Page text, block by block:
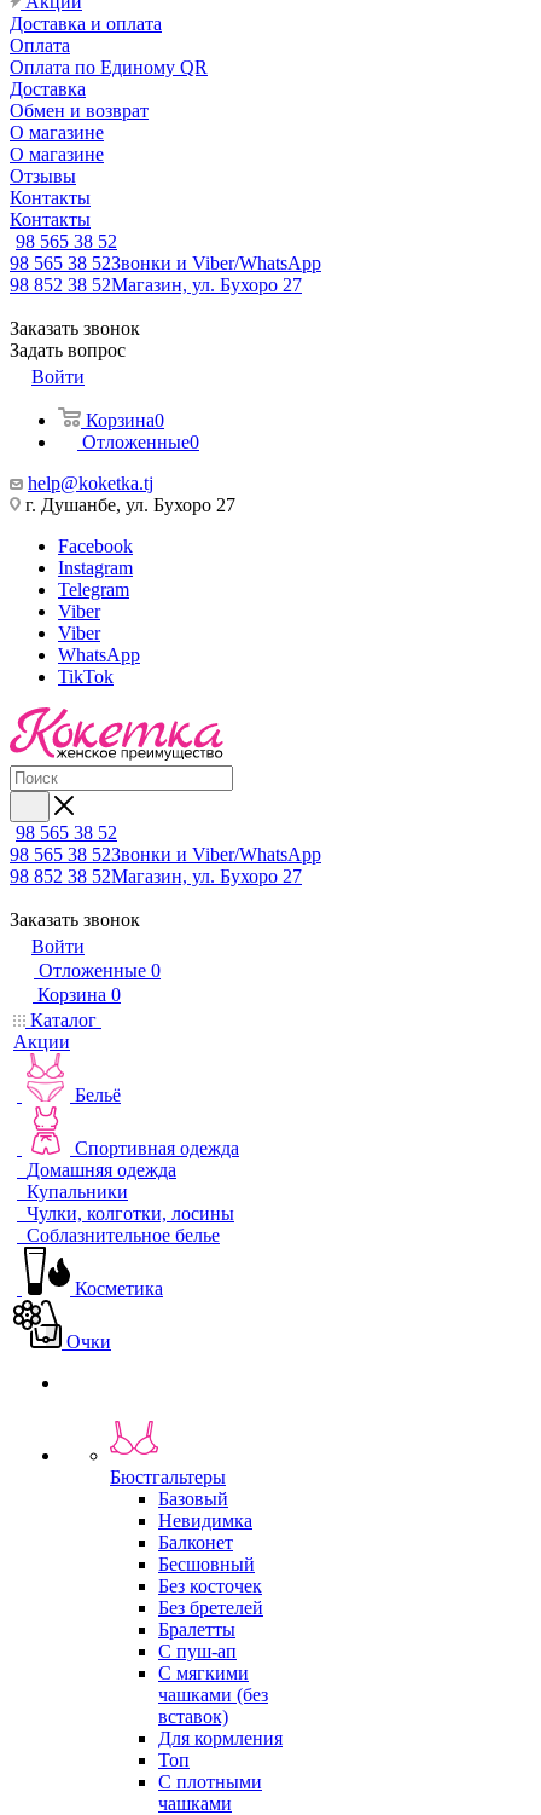
Доставка и оплата
Оплата
Оплата по Единому QR
Доставка
Обмен и возврат
О магазине
О магазине
Отзывы
Контакты
Контакты
98 565 38 52
98 565 38 52Звонки и Viber/WhatsApp
98 852 38 52Магазин, ул. Бухоро 27
Заказать звонок
Задать вопрос
Войти
Корзина0
Отложенные0
help@koketka.tj
г. Душанбе, ул. Бухоро 27
Facebook
Instagram
Telegram
Viber
Viber
WhatsApp
TikTok
98 565 38 52
98 565 38 52Звонки и Viber/WhatsApp
98 852 38 52Магазин, ул. Бухоро 27
Заказать звонок
Войти
Отложенные 0
Корзина 0
Каталог
Акции
Бельё
Спортивная одежда
Домашняя одежда
Купальники
Чулки, колготки, лосины
Соблазнительное белье
Косметика
Очки
Бюстгальтеры
Базовый
Невидимка
Балконет
Бесшовный
Без косточек
Без бретелей
Бралетты
С пуш-ап
С мягкими
чашками (без
вставок)
Для кормления
Топ
С плотными
чашками